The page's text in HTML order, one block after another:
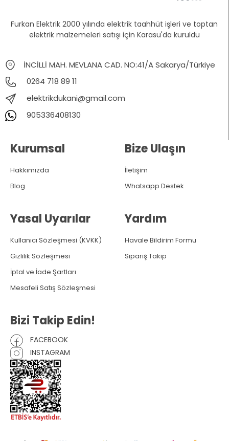
Furkan Elektrik 2000 yılında elektrik taahhüt işleri ve toptan
elektrik malzemeleri satışı için Karasu'da kuruldu
İNCİLLİ MAH. MEVLANA CAD. NO:41/A Sakarya/Türkiye
0264 718 89 11
elektrikdukani@gmail.com
905336408130
Kurumsal
Hakkımızda
Blog
Yasal Uyarılar
Kullanıcı Sözleşmesi (KVKK)
Gizlilik Sözleşmesi
İptal ve İade Şartları
Mesafeli Satış Sözleşmesi
Bize Ulaşın
İletişim
Whatsapp Destek
Yardım
Havale Bildirim Formu
Sipariş Takip
Bizi Takip Edin!
FACEBOOK
INSTAGRAM